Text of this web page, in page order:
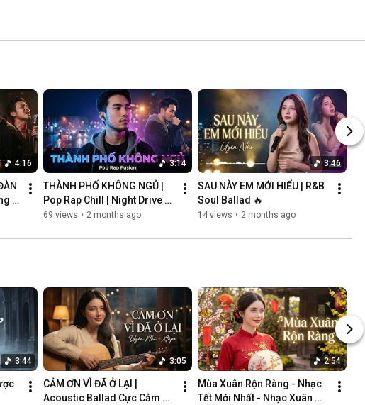
4:16 3:14
THÀNH PHỐ KHÔNG NGỦ |
Pop Rap Chill | Night Drive
Vibes
69 views • 2 months ago
3:46
SAU NÀY EM MỚI HIỂU | R&B
Soul Ballad 🔥
14 views • 2 months ago
3:44 3:05
CẢM ƠN VÌ ĐÃ Ở LẠI |
Acoustic Ballad Cực Cảm
2:54
Mùa Xuân Rộn Ràng - Nhạc
Tết Mới Nhất - Nhạc Xuân